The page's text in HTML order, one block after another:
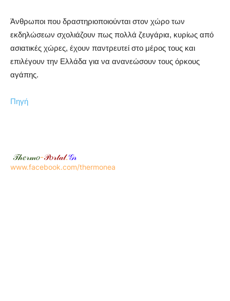
Άνθρωποι που δραστηριοποιούνται στον χώρο των
εκδηλώσεων σχολιάζουν πως πολλά ζευγάρια, κυρίως από
ασιατικές χώρες, έχουν παντρευτεί στο μέρος τους και
επιλέγουν την Ελλάδα για να ανανεώσουν τους όρκους
αγάπης.
Πηγή
𝒯𝒽𝑒𝓇𝓂𝑜-𝒫𝑜𝓇𝓉𝒶𝓁.𝒢𝓇
www.facebook.com/thermonea